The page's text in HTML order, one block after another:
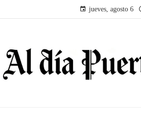
jueves, agosto 6